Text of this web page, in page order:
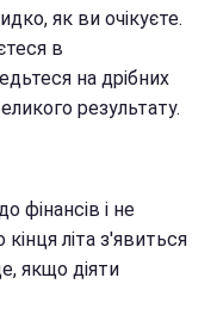
як ви очікуєте.
в
на дрібних
результату.
фінансів і не
літа з'явиться
якщо діяти